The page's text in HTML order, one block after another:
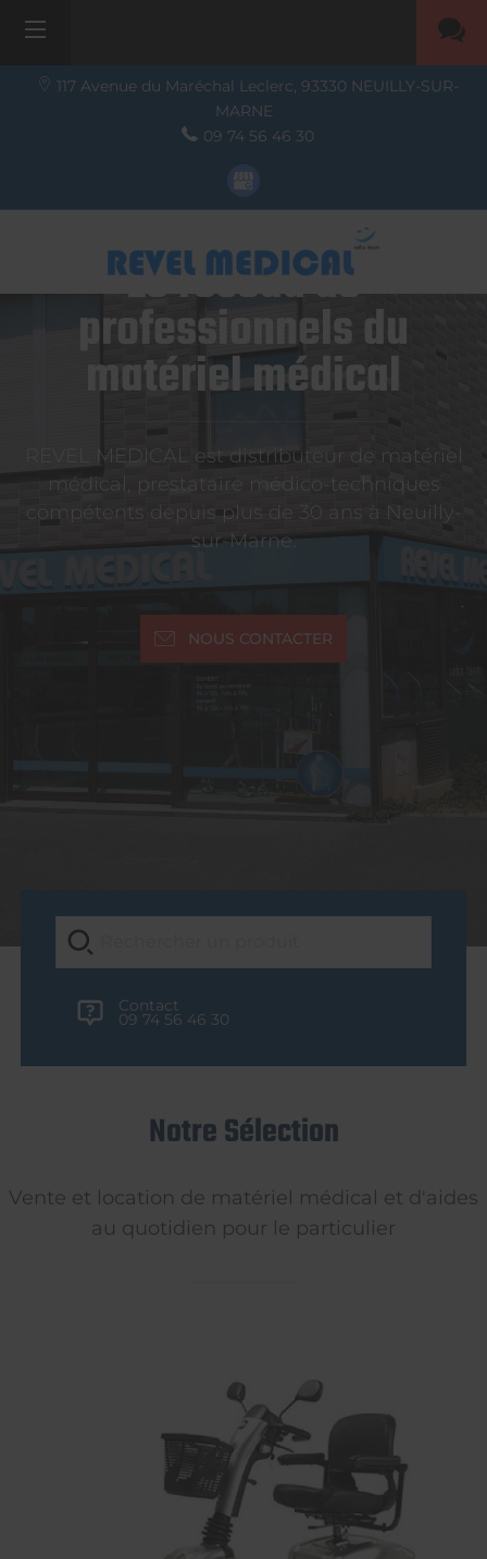
117 Avenue du Maréchal Leclerc, 93330 NEUILLY-SUR-
MARNE
09 74 56 46 30
Le réseau de
professionnels du
matériel médical
REVEL MEDICAL est distributeur de matériel
médical, prestataire médico-techniques
compétents depuis plus de 30 ans à Neuilly-
sur-Marne.
NOUS CONTACTER
Contact
09 74 56 46 30
Notre Sélection
Vente et location de matériel médical et d'aides
au quotidien pour le particulier